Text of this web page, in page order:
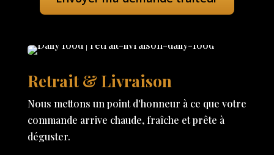
Retrait & Livraison
Nous mettons un point d'honneur à ce que votre
commande arrive chaude, fraîche et prête à
déguster.